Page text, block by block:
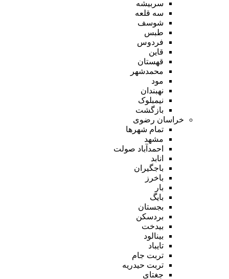
سربیشه
سه قلعه
شوسف
طبس
فردوس
قاین
قهستان
محمدشهر
مود
نهبندان
نیمبلوک
بازگشت
خراسان رضوی
تمام شهر‌ها
مشهد
احمدآباد صولت
انابد
باجگیران
باخرز
بار
بایگ
بجستان
بردسکن
بیدخت
بینالود
تایباد
تربت جام
تربت حیدریه
جغتای